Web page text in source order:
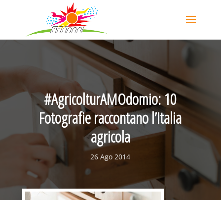
#AgricolturAMOdomio: 10
Fotografie raccontano l’Italia
agricola
26 Ago 2014